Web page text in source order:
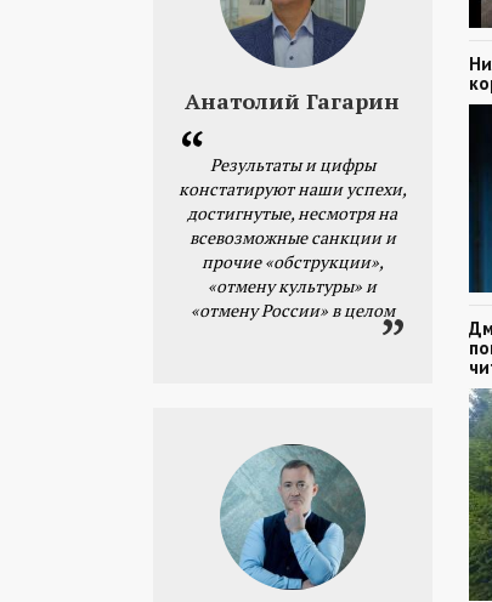
Анатолий Гагарин
Результаты и цифры
констатируют наши успехи,
достигнутые, несмотря на
всевозможные санкции и
прочие «обструкции»,
«отмену культуры» и
«отмену России» в целом